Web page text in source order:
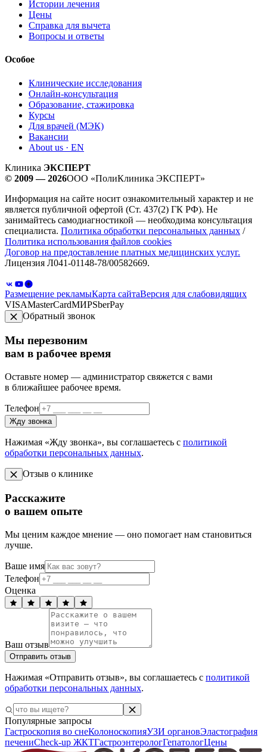
Истории лечения
Цены
Справка для вычета
Вопросы и ответы
Особое
Клинические исследования
Онлайн-консультация
Образование, стажировка
Курсы
Для врачей (МЭК)
Вакансии
About us · EN
Клиника ЭКСПЕРТ
© 2009 — 2026ООО «ПолиКлиника ЭКСПЕРТ»
Информация на сайте носит ознакомительный характер и не
является публичной офертой (Ст. 437(2) ГК РФ). Не
занимайтесь самодиагностикой — необходима консультация
специалиста. Политика обработки персональных данных /
Политика использования файлов cookies
Договор на предоставление платных медицинских услуг.
Лицензия Л041-01148-78/00582669.
Размещение рекламыКарта сайтаВерсия для слабовидящих
VISAMasterCardМИРSberPay
Обратный звонок
Мы перезвоним
вам в рабочее время
Оставьте номер — администратор свяжется с вами
в ближайшее рабочее время.
Телефон
Жду звонка
Нажимая «Жду звонка», вы соглашаетесь с политикой
обработки персональных данных.
Отзыв о клинике
Расскажите
о вашем опыте
Мы ценим каждое мнение — оно помогает нам становиться
лучше.
Ваше имя
Телефон
Оценка
Ваш отзыв
Отправить отзыв
Нажимая «Отправить отзыв», вы соглашаетесь с политикой
обработки персональных данных.
Популярные запросы
Гастроскопия во снеКолоноскопияУЗИ органовЭластография
печениCheck-up ЖКТГастроэнтерологГепатологЦены